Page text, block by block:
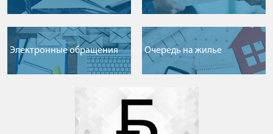
Электронные обращения Очередь на жилье
1